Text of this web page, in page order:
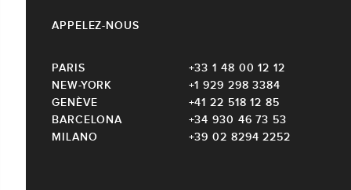
APPELEZ-NOUS
PARIS
+33 1 48 00 12 12
NEW-YORK
+1 929 298 3384
GENÈVE
+41 22 518 12 85
BARCELONA
+34 930 46 73 53
MILANO
+39 02 8294 2252